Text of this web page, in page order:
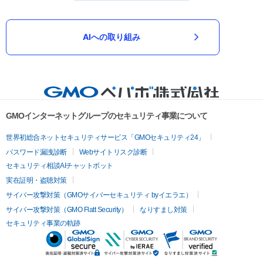
AIへの取り組み
GMOインターネットグループのセキュリティ事業について
世界初総合ネットセキュリティサービス「GMOセキュリティ24」
パスワード漏洩診断
Webサイトリスク診断
セキュリティ相談AIチャットボット
実在証明・盗聴対策
サイバー攻撃対策（GMOサイバーセキュリティ byイエラエ）
サイバー攻撃対策（GMO Flatt Security）
なりすまし対策
セキュリティ事業の軌跡